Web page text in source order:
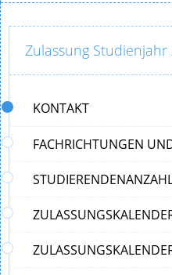
Zulassung Studienjahr
KONTAKT
FACHRICHTUNGEN